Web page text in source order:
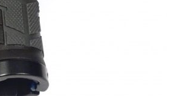
Poignées